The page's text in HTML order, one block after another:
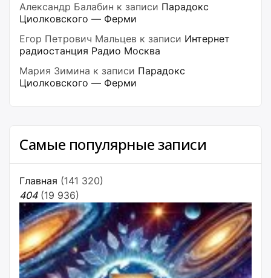
Александр Балабин к записи Парадокс
Циолковского — Ферми
Егор Петрович Мальцев к записи Интернет
радиостанция Радио Москва
Мария Зимина к записи Парадокс
Циолковского — Ферми
Самые популярные записи
Главная (141 320)
404 (19 936)